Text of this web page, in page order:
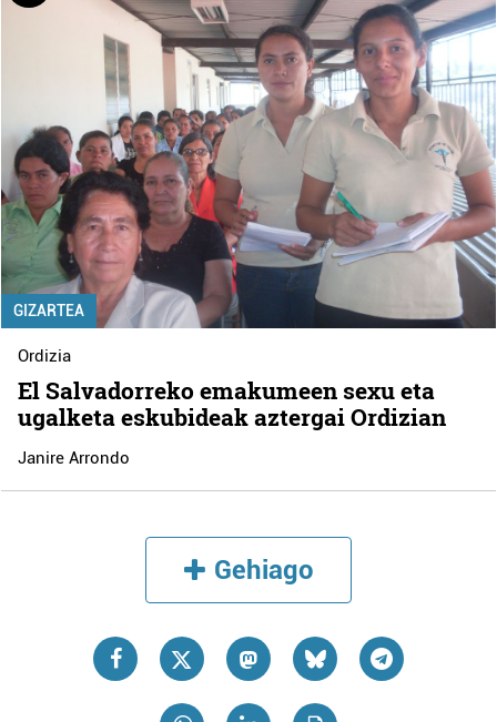
GIZARTEA
Ordizia
El Salvadorreko emakumeen sexu eta
ugalketa eskubideak aztergai Ordizian
Janire Arrondo
Gehiago